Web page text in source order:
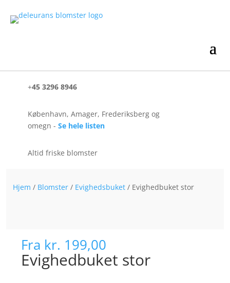
+45 3296 8946
København, Amager, Frederiksberg og
omegn - Se hele listen
Altid friske blomster
Hjem / Blomster / Evighedsbuket / Evighedbuket stor
Fra kr. 199,00
Evighedbuket stor